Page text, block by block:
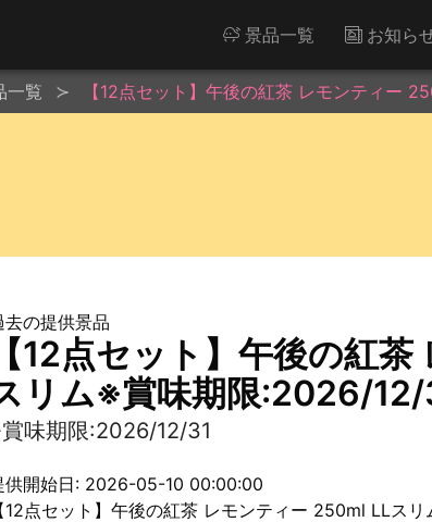
景品一覧 お知ら
一覧 【12点セット】午後の紅茶 レモンティー
去の提供景品
【12点セット】午後の紅
リム※賞味期限:2026/12/
味期限:2026/12/31
供開始日: 2026-05-10 00:00:00
【12点セット】午後の紅茶 レモンティー 250ml LLスリ